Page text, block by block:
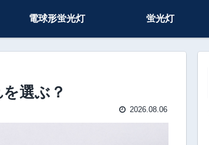
電球形蛍光灯 蛍光灯
選ぶ？
2026.08.06